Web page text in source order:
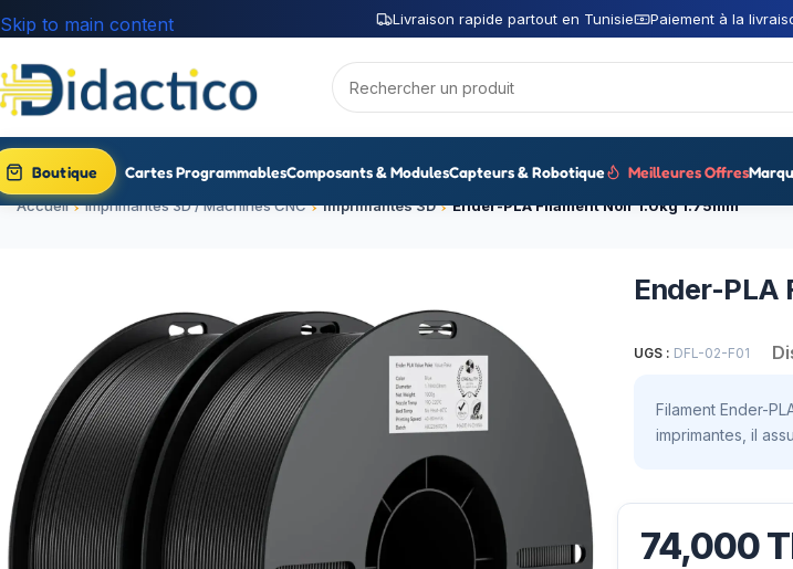
Livraison rapide partout en Tunisie Paiement à la
Skip to main content
Boutique Cartes ProgrammablesComposants & ModulesCapteurs & Robotique Meilleures Offres
Accueil Imprimantes 3D / Machines CNC Imprimantes 3D Ender-PLA Filament Noir 1.0kg 1.75mm
Ender-PLA
UGS : DFL-02-F01
Filament Ender-
imprimantes, il
74,000